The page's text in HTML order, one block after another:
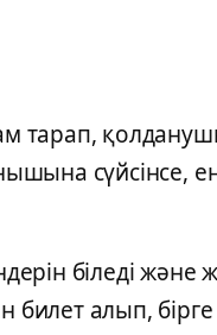
тарап,
сүйсінсе,
біледі және
алып,